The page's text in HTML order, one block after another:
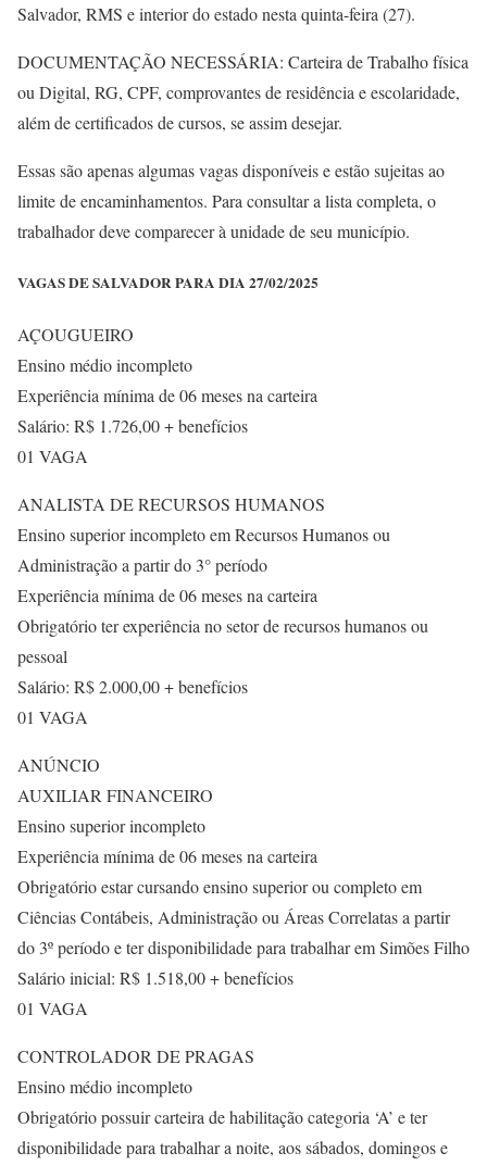
Salvador, RMS e interior do estado nesta quinta-feira (27).
DOCUMENTAÇÃO NECESSÁRIA: Carteira de Trabalho física
ou Digital, RG, CPF, comprovantes de residência e escolaridade,
além de certificados de cursos, se assim desejar.
Essas são apenas algumas vagas disponíveis e estão sujeitas ao
limite de encaminhamentos. Para consultar a lista completa, o
trabalhador deve comparecer à unidade de seu município.
VAGAS DE SALVADOR PARA DIA 27/02/2025
AÇOUGUEIRO
Ensino médio incompleto
Experiência mínima de 06 meses na carteira
Salário: R$ 1.726,00 + benefícios
01 VAGA
ANALISTA DE RECURSOS HUMANOS
Ensino superior incompleto em Recursos Humanos ou
Administração a partir do 3° período
Experiência mínima de 06 meses na carteira
Obrigatório ter experiência no setor de recursos humanos ou
pessoal
Salário: R$ 2.000,00 + benefícios
01 VAGA
ANÚNCIO
AUXILIAR FINANCEIRO
Ensino superior incompleto
Experiência mínima de 06 meses na carteira
Obrigatório estar cursando ensino superior ou completo em
Ciências Contábeis, Administração ou Áreas Correlatas a partir
do 3º período e ter disponibilidade para trabalhar em Simões Filho
Salário inicial: R$ 1.518,00 + benefícios
01 VAGA
CONTROLADOR DE PRAGAS
Ensino médio incompleto
Obrigatório possuir carteira de habilitação categoria ‘A’ e ter
disponibilidade para trabalhar a noite, aos sábados, domingos e